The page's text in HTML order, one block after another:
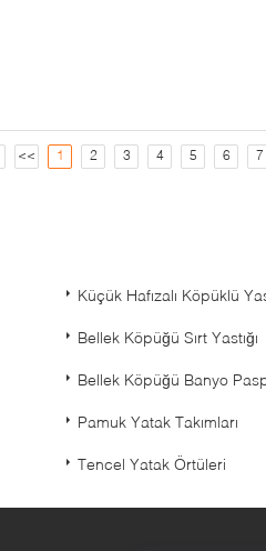
<< 1 2 3 4 5 6 7
Küçük Hafızalı Köpüklü
Bellek Köpüğü Sırt Yastığı
Bellek Köpüğü Banyo
Pamuk Yatak Takımları
Tencel Yatak Örtüleri